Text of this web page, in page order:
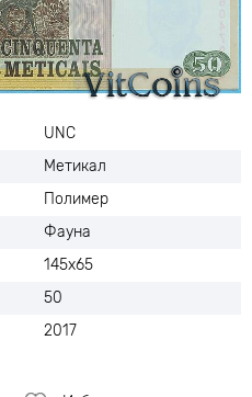
UNC
Метикал
Полимер
Фауна
145х65
50
2017